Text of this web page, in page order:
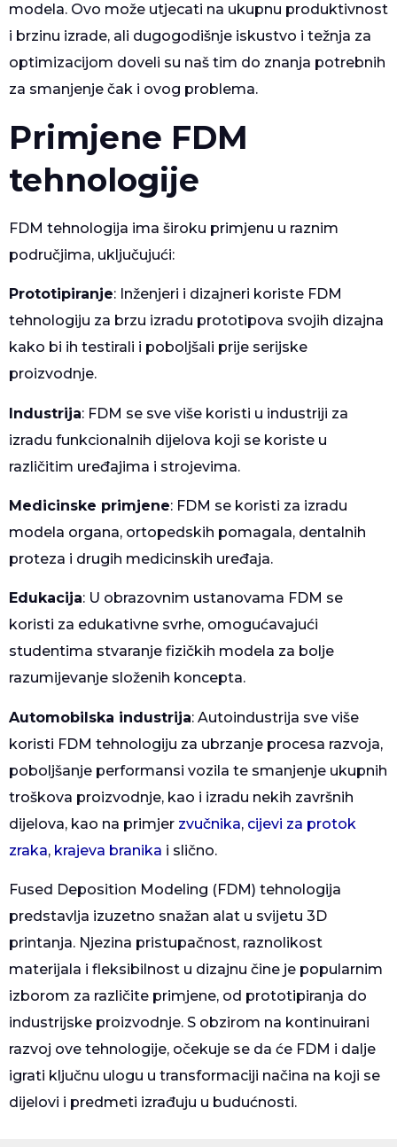
modela. Ovo može utjecati na ukupnu produktivnost
i brzinu izrade, ali dugogodišnje iskustvo i težnja za
optimizacijom doveli su naš tim do znanja potrebnih
za smanjenje čak i ovog problema.
Primjene FDM
tehnologije
FDM tehnologija ima široku primjenu u raznim
područjima, uključujući:
Prototipiranje: Inženjeri i dizajneri koriste FDM
tehnologiju za brzu izradu prototipova svojih dizajna
kako bi ih testirali i poboljšali prije serijske
proizvodnje.
Industrija: FDM se sve više koristi u industriji za
izradu funkcionalnih dijelova koji se koriste u
različitim uređajima i strojevima.
Medicinske primjene: FDM se koristi za izradu
modela organa, ortopedskih pomagala, dentalnih
proteza i drugih medicinskih uređaja.
Edukacija: U obrazovnim ustanovama FDM se
koristi za edukativne svrhe, omogućavajući
studentima stvaranje fizičkih modela za bolje
razumijevanje složenih koncepta.
Automobilska industrija: Autoindustrija sve više
koristi FDM tehnologiju za ubrzanje procesa razvoja,
poboljšanje performansi vozila te smanjenje ukupnih
troškova proizvodnje, kao i izradu nekih završnih
dijelova, kao na primjer zvučnika, cijevi za protok
zraka, krajeva branika i slično.
Fused Deposition Modeling (FDM) tehnologija
predstavlja izuzetno snažan alat u svijetu 3D
printanja. Njezina pristupačnost, raznolikost
materijala i fleksibilnost u dizajnu čine je popularnim
izborom za različite primjene, od prototipiranja do
industrijske proizvodnje. S obzirom na kontinuirani
razvoj ove tehnologije, očekuje se da će FDM i dalje
igrati ključnu ulogu u transformaciji načina na koji se
dijelovi i predmeti izrađuju u budućnosti.